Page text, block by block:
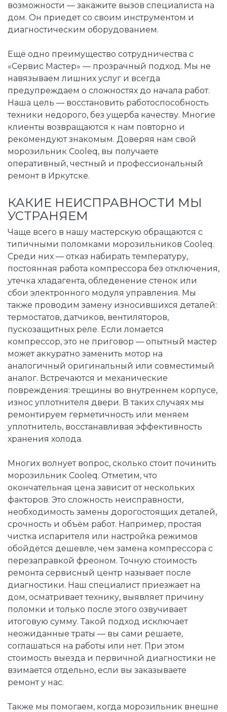
возможности — закажите вызов специалиста на
дом. Он приедет со своим инструментом и
диагностическим оборудованием.
Ещё одно преимущество сотрудничества с
«Сервис Мастер» — прозрачный подход. Мы не
навязываем лишних услуг и всегда
предупреждаем о сложностях до начала работ.
Наша цель — восстановить работоспособность
техники недорого, без ущерба качеству. Многие
клиенты возвращаются к нам повторно и
рекомендуют знакомым. Доверяя нам свой
морозильник Cooleq, вы получаете
оперативный, честный и профессиональный
ремонт в Иркутске.
КАКИЕ НЕИСПРАВНОСТИ МЫ
УСТРАНЯЕМ
Чаще всего в нашу мастерскую обращаются с
типичными поломками морозильников Cooleq.
Среди них — отказ набирать температуру,
постоянная работа компрессора без отключения,
утечка хладагента, обледенение стенок или
сбои электронного модуля управления. Мы
также проводим замену износившихся деталей:
термостатов, датчиков, вентиляторов,
пускозащитных реле. Если ломается
компрессор, это не приговор — опытный мастер
может аккуратно заменить мотор на
аналогичный оригинальный или совместимый
аналог. Встречаются и механические
повреждения: трещины во внутреннем корпусе,
износ уплотнителя двери. В таких случаях мы
ремонтируем герметичность или меняем
уплотнитель, восстанавливая эффективность
хранения холода.
Многих волнует вопрос, сколько стоит починить
морозильник Cooleq. Отметим, что
окончательная цена зависит от нескольких
факторов. Это сложность неисправности,
необходимость замены дорогостоящих деталей,
срочность и объём работ. Например, простая
чистка испарителя или настройка режимов
обойдётся дешевле, чем замена компрессора с
перезаправкой фреоном. Точную стоимость
ремонта сервисный центр называет после
диагностики. Наш специалист приезжает на
дом, осматривает технику, выявляет причину
поломки и только после этого озвучивает
итоговую сумму. Такой подход исключает
неожиданные траты — вы сами решаете,
соглашаться на работы или нет. При этом
стоимость выезда и первичной диагностики не
взимается отдельно, если вы заказываете
ремонт у нас.
Также мы помогаем, когда морозильник внешне